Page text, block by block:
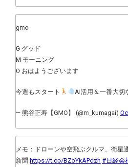
gmo
G グッド
M モーニング
O おはようございます
今週もスタート AI活用＆一番大切
— 熊谷正寿【GMO】 (@m_kumagai)
メモ：ドローンや空飛ぶクルマ、衛星
新聞 https://t.co/BZoYkAPdzh #日経会